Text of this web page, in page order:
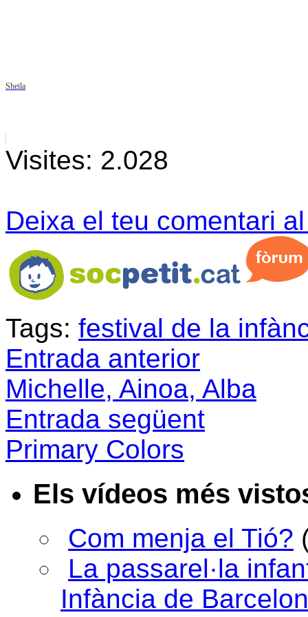
Sheila
Visites: 2.028
Deixa el teu comentari
Tags: festival de la
Entrada anterior
Michelle, Ainoa, Alba
Entrada següent
Primary Colors
Els vídeos més
Com menja el Tió?
La passarel·la
Infància de